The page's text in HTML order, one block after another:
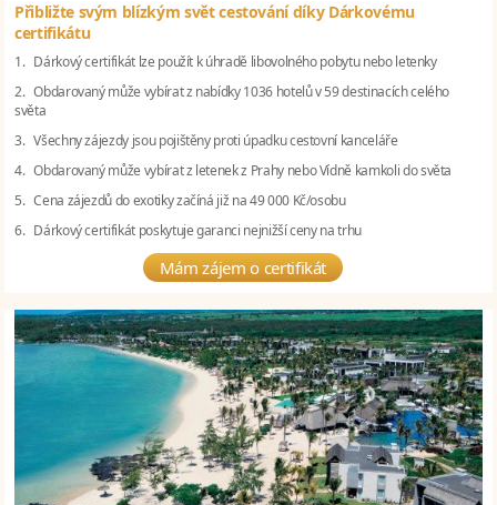
Přibližte svým blízkým svět cestování díky Dárkovému
certifikátu
1. Dárkový certifikát lze použít k úhradě libovolného pobytu nebo letenky
2. Obdarovaný může vybírat z nabídky 1036 hotelů v 59 destinacích celého
světa
3. Všechny zájezdy jsou pojištěny proti úpadku cestovní kanceláře
4. Obdarovaný může vybírat z letenek z Prahy nebo Vídně kamkoli do světa
5. Cena zájezdů do exotiky začíná již na 49 000 Kč/osobu
6. Dárkový certifikát poskytuje garanci nejnižší ceny na trhu
Mám zájem o certifikát